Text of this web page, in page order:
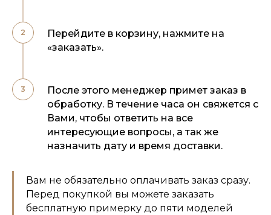
Перейдите в корзину, нажмите на
«заказать».
После этого менеджер примет заказ в
обработку. В течение часа он свяжется с
Вами, чтобы ответить на все
интересующие вопросы, а так же
назначить дату и время доставки.
Вам не обязательно оплачивать заказ сразу.
Перед покупкой вы можете заказать
бесплатную примерку до пяти моделей